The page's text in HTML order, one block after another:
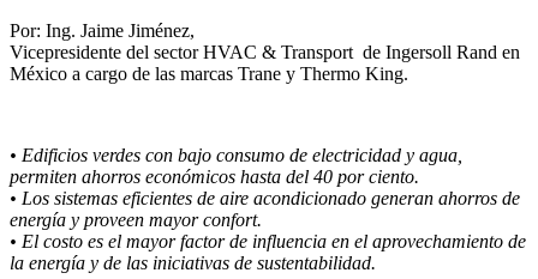
Por: Ing. Jaime Jiménez,
Vicepresidente del sector HVAC & Transport de Ingersoll Rand en
México a cargo de las marcas Trane y Thermo King.
• Edificios verdes con bajo consumo de electricidad y agua,
permiten ahorros económicos hasta del 40 por ciento.
• Los sistemas eficientes de aire acondicionado generan ahorros de
energía y proveen mayor confort.
• El costo es el mayor factor de influencia en el aprovechamiento de
la energía y de las iniciativas de sustentabilidad.